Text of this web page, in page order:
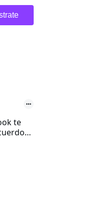
te